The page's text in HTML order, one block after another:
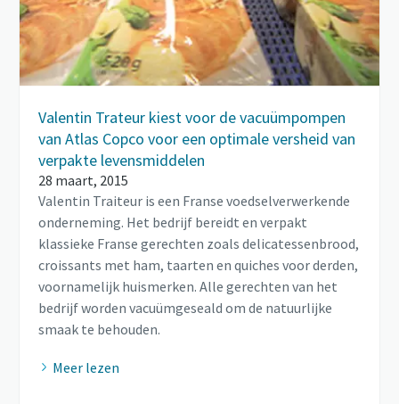
Valentin Trateur kiest voor de vacuümpompen
van Atlas Copco voor een optimale versheid van
verpakte levensmiddelen
28 maart, 2015
Valentin Traiteur is een Franse voedselverwerkende
onderneming. Het bedrijf bereidt en verpakt
klassieke Franse gerechten zoals delicatessenbrood,
croissants met ham, taarten en quiches voor derden,
voornamelijk huismerken. Alle gerechten van het
bedrijf worden vacuümgeseald om de natuurlijke
smaak te behouden.
Meer lezen